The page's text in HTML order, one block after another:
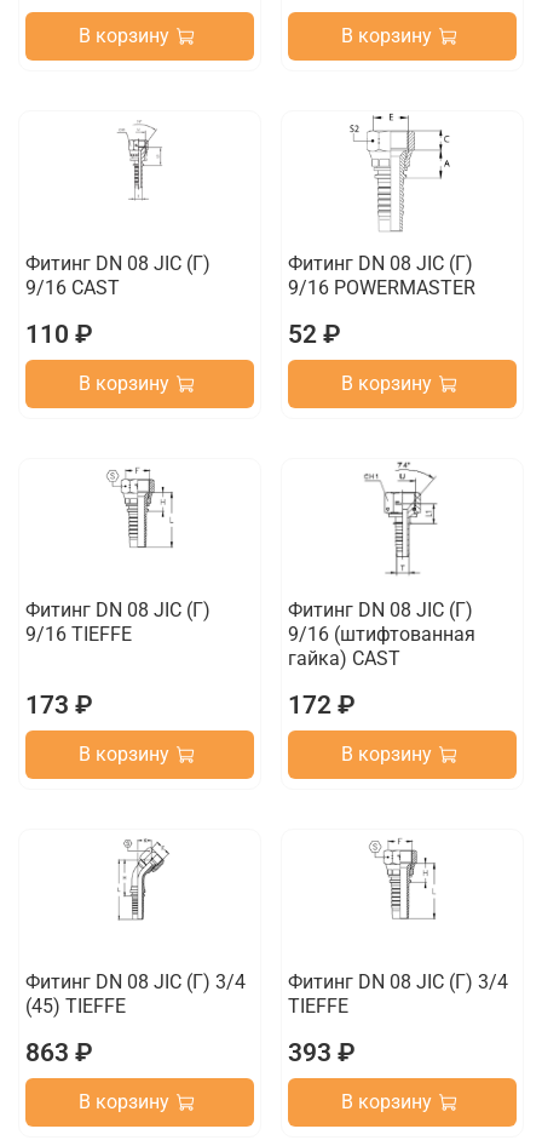
В корзину В корзину
Фитинг DN 08 JIC (Г)
9/16 CAST
110 ₽
В корзину
Фитинг DN 08 JIC (Г)
9/16 POWERMASTER
52 ₽
В корзину
Фитинг DN 08 JIC (Г)
9/16 TIEFFE
173 ₽
В корзину
Фитинг DN 08 JIC (Г)
9/16 (штифтованная
гайка) CAST
172 ₽
В корзину
Фитинг DN 08 JIC (Г) 3/4
(45) TIEFFE
863 ₽
В корзину
Фитинг DN 08 JIC (Г) 3/4
TIEFFE
393 ₽
В корзину